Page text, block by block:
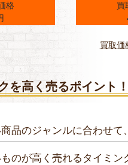
格
買
買取価
を高く売るポイント！
品のジャンルに合わせて
のが高く売れるタイミン